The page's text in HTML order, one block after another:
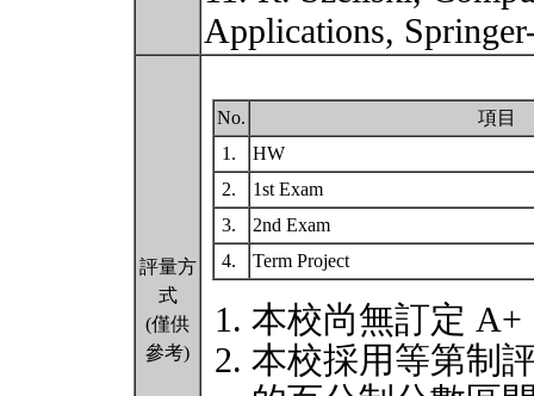
Applications,
評量方
式
(僅供
參考)
No.
項目
1.
HW
2.
1st Exam
3.
2nd Exam
4.
Term Project
本校尚無訂定 A+
本校採用等第制